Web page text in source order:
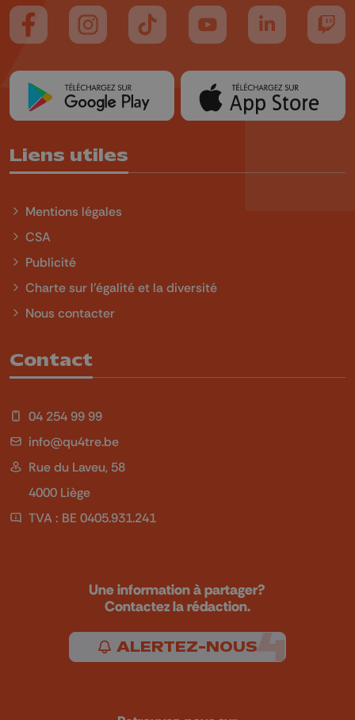
Suivez-nous sur FaceBook
Suivez-nous sur Instagram
Suivez-nous sur TikTok
Suivez-nous sur YouTube
Suivez-nous
Liens utiles
Mentions légales
CSA
Publicité
Charte sur l'égalité et la diversité
Nous contacter
Contact
04 254 99 99
info@qu4tre.be
Rue du Laveu, 58
4000 Liège
TVA : BE 0405.931.241
Une information à partager?
Contactez la rédaction.
ALERTEZ-NOUS